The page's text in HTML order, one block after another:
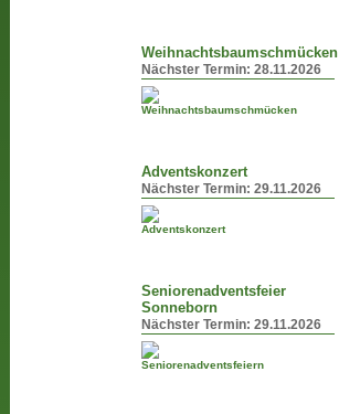
Weihnachtsbaumschmücken
Nächster Termin:28.11.2026
Adventskonzert
Nächster Termin:29.11.2026
Seniorenadventsfeier
Sonneborn
Nächster Termin:29.11.2026